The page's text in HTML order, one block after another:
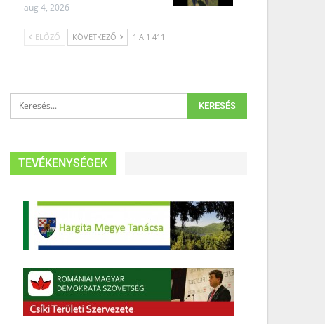
aug 4, 2026
ELŐZŐ KÖVETKEZŐ 1 A 1 411
TEVÉKENYSÉGEK